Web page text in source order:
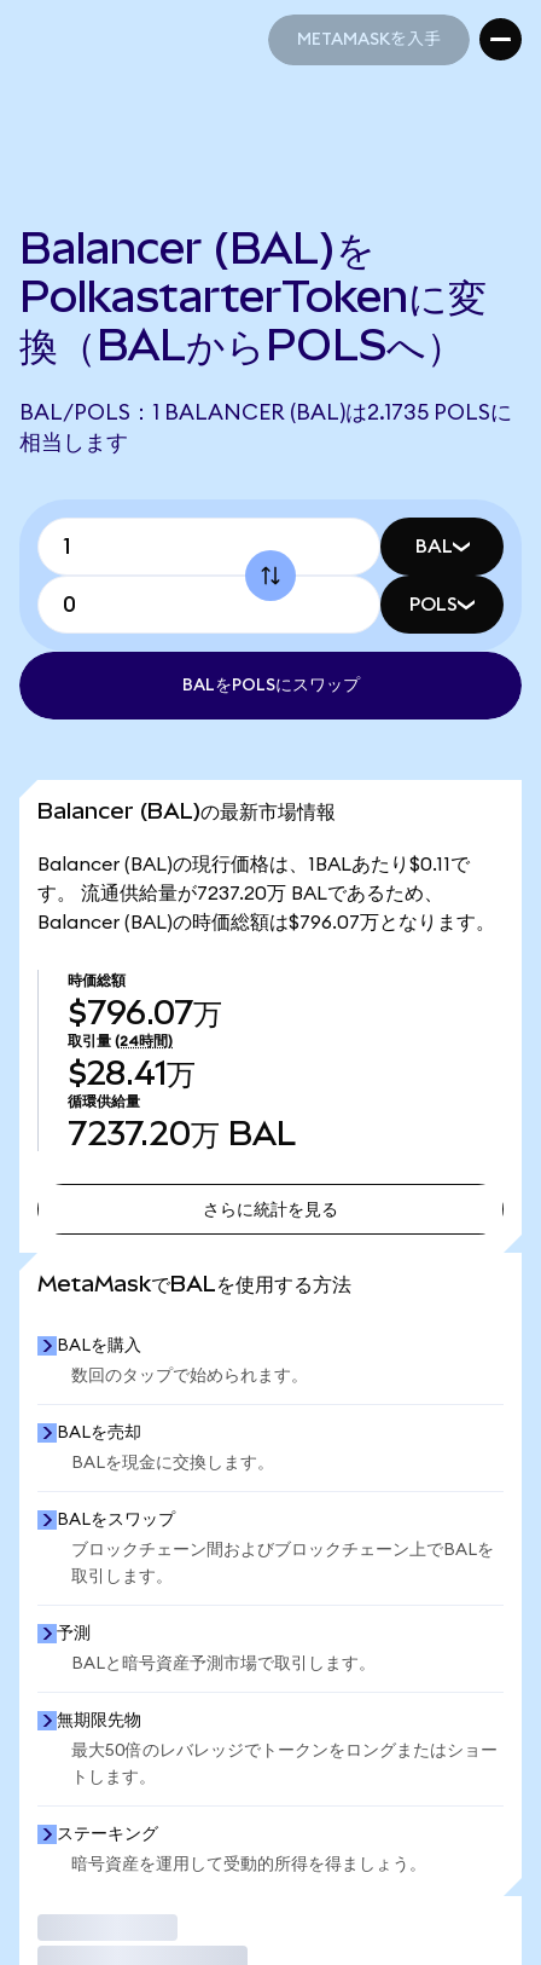
METAMASKを入手
Balancer (BAL)を
PolkastarterTokenに変
換（BALからPOLSへ）
BAL/POLS：1 BALANCER (BAL)は2.1735 POLSに
相当します
BAL
POLS
BALをPOLSにスワップ
Balancer (BAL)の最新市場情報
Balancer (BAL)の現行価格は、1BALあたり$0.11で
す。 流通供給量が7237.20万 BALであるため、
Balancer (BAL)の時価総額は$796.07万となります。
時価総額
$796.07万
取引量 (24時間)
$28.41万
循環供給量
7237.20万 BAL
さらに統計を見る
MetaMaskでBALを使用する方法
BALを購入
数回のタップで始められます。
BALを売却
BALを現金に交換します。
BALをスワップ
ブロックチェーン間およびブロックチェーン上でBALを
取引します。
予測
BALと暗号資産予測市場で取引します。
無期限先物
最大50倍のレバレッジでトークンをロングまたはショー
トします。
ステーキング
暗号資産を運用して受動的所得を得ましょう。